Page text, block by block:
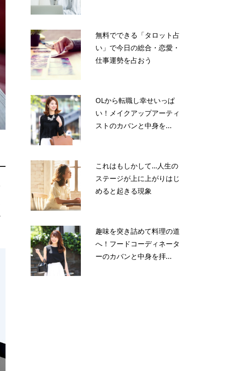
無料でできる「タロット占
い」で今日の総合・恋愛・
仕事運勢を占おう
OLから転職し幸せいっぱ
い！メイクアップアーティ
ストのカバンと中身を...
これはもしかして…人生の
ステージが上に上がりはじ
めると起きる現象
趣味を突き詰めて料理の道
へ！フードコーディネータ
ーのカバンと中身を拝...